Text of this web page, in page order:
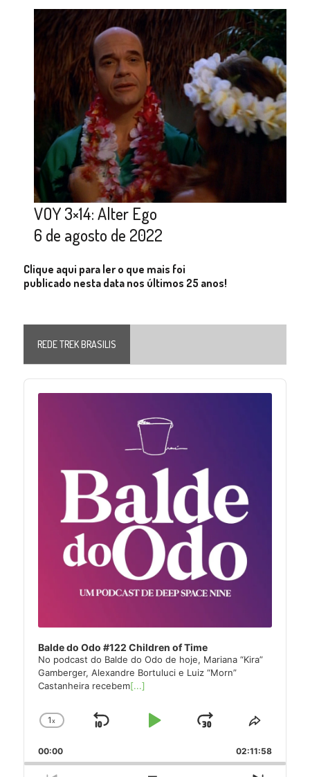
VOY 3×14: Alter Ego
6 de agosto de 2022
Clique aqui para ler o que mais foi
publicado nesta data nos últimos 25 anos!
REDE TREK BRASILIS
Audio
Player
Balde do Odo #122 Children of Time
No podcast do Balde do Odo de hoje, Mariana “Kira”
Gamberger, Alexandre Bortuluci e Luiz “Morn”
Castanheira recebem[...]
Change
Rate
1x
Skip
Play
Jump
Forward
Share
Episode
00:00 02:11:58